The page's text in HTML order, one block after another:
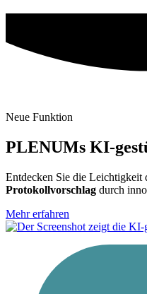
Neue Funktion
PLENUMs KI-
Entdecken Sie die Leichtigkeit
Protokollvorschlag durch
Mehr erfahren